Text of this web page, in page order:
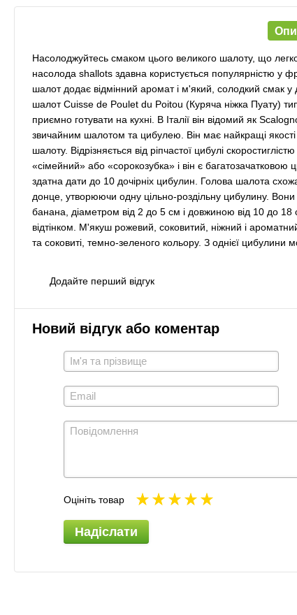
Насолоджуйтесь смаком цього великого шалоту, що
насолода shallots здавна користується популярністю у
шалот додає відмінний аромат і м'який, солодкий смак у
шалот Cuisse de Poulet du Poitou (Куряча ніжка Пуату)
приємно готувати на кухні. В Італії він відомий як
звичайним шалотом та цибулею. Він має найкращі
шалоту. Відрізняється від ріпчастої цибулі
«сімейний» або «сорокозубка» і він є
здатна дати до 10 дочірніх цибулин. Голова шалота
донце, утворюючи одну цільно-роздільну цибулину.
банана, діаметром від 2 до 5 см і довжиною від 10 до
відтінком. М'якуш рожевий, соковитий, ніжний і
та соковиті, темно-зеленого кольору. З однієї цибулини
Додайте перший відгук
Новий відгук або коментар
Оцініть товар
Надіслати